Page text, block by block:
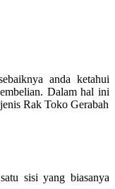
anda ketahui
Dalam hal ini
Rak Toko Gerabah
sisi yang biasanya